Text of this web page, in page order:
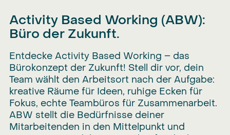
Activity Based Working (ABW):
Büro der Zukunft.
Entdecke Activity Based Working – das
Bürokonzept der Zukunft! Stell dir vor, dein
Team wählt den Arbeitsort nach der Aufgabe:
kreative Räume für Ideen, ruhige Ecken für
Fokus, echte Teambüros für Zusammenarbeit.
ABW stellt die Bedürfnisse deiner
Mitarbeitenden in den Mittelpunkt und